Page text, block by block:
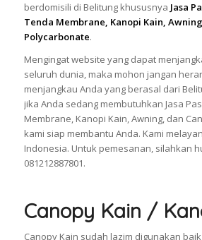
berdomisili di Belitung khususnya Jasa
Tenda Membrane, Kanopi Kain,
Polycarbonate.
Mengingat website yang dapat
seluruh dunia, maka mohon jangan
menjangkau Anda yang berasal dari
jika Anda sedang membutuhkan Jasa
Membrane, Kanopi Kain, Awning, dan
kami siap membantu Anda. Kami
Indonesia. Untuk pemesanan, silahkan
081212887801.
Canopy Kain /
Canopy Kain sudah lazim digunakan